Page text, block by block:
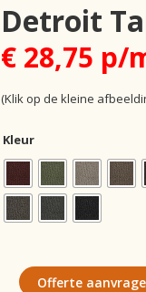
Detroit
€ 28,75 p/
(Klik op de kleine
Kleur
Offerte